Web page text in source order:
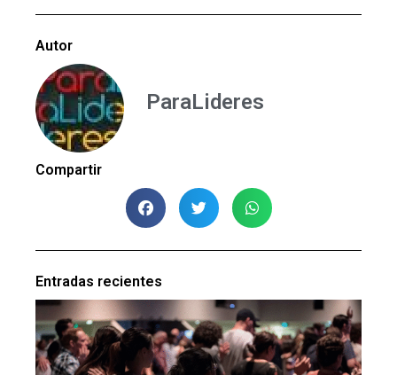
Autor
ParaLideres
Compartir
Entradas recientes